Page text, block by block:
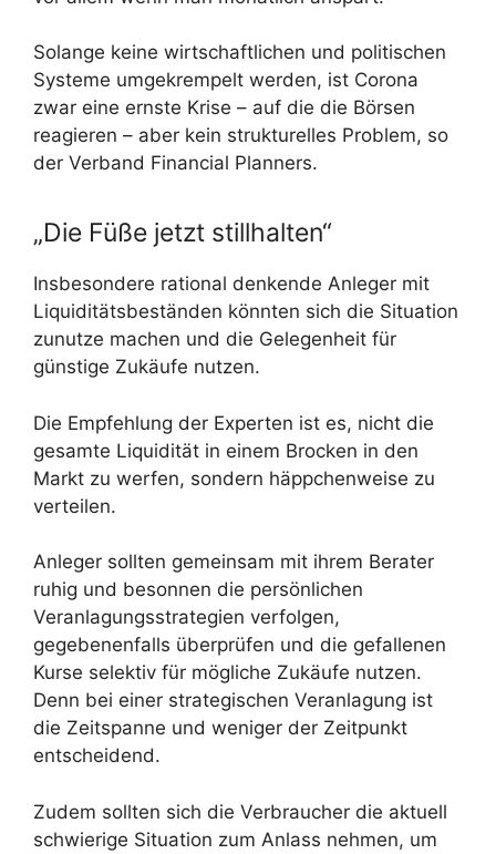
Solange keine wirtschaftlichen und politischen
Systeme umgekrempelt werden, ist Corona
zwar eine ernste Krise – auf die die Börsen
reagieren – aber kein strukturelles Problem, so
der Verband Financial Planners.
„Die Füße jetzt stillhalten“
Insbesondere rational denkende Anleger mit
Liquiditätsbeständen könnten sich die Situation
zunutze machen und die Gelegenheit für
günstige Zukäufe nutzen.
Die Empfehlung der Experten ist es, nicht die
gesamte Liquidität in einem Brocken in den
Markt zu werfen, sondern häppchenweise zu
verteilen.
Anleger sollten gemeinsam mit ihrem Berater
ruhig und besonnen die persönlichen
Veranlagungsstrategien verfolgen,
gegebenenfalls überprüfen und die gefallenen
Kurse selektiv für mögliche Zukäufe nutzen.
Denn bei einer strategischen Veranlagung ist
die Zeitspanne und weniger der Zeitpunkt
entscheidend.
Zudem sollten sich die Verbraucher die aktuell
schwierige Situation zum Anlass nehmen, um